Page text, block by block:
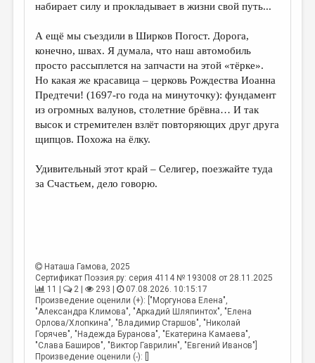
набирает силу и прокладывает в жизни свой путь...
А ещё мы съездили в Ширков Погост. Дорога,
конечно, швах. Я думала, что наш автомобиль
просто рассыплется на запчасти на этой «тёрке».
Но какая же красавица – церковь Рождества Иоанна
Предтечи! (1697-го года на минуточку): фундамент
из огромных валунов, столетние брёвна… И так
высок и стремителен взлёт повторяющих друг друга
щипцов. Похожа на ёлку.
Удивительный этот край – Селигер, поезжайте туда
за Счастьем, дело говорю.
Наташа Гамова, 2025
Сертификат Поэзия.ру: серия 4114 № 193008 от 28.11.2025
11 |
2 | 293 |
07.08.2026. 10:15:17
Произведение оценили (+): ["Моргунова Елена",
"Александра Климова", "Аркадий Шляпинтох", "Елена
Орлова/Хлопкина", "Владимир Старшов", "Николай
Горячев", "Надежда Буранова", "Екатерина Камаева",
"Слава Баширов", "Виктор Гаврилин", "Евгений Иванов"]
Произведение оценили (-): []